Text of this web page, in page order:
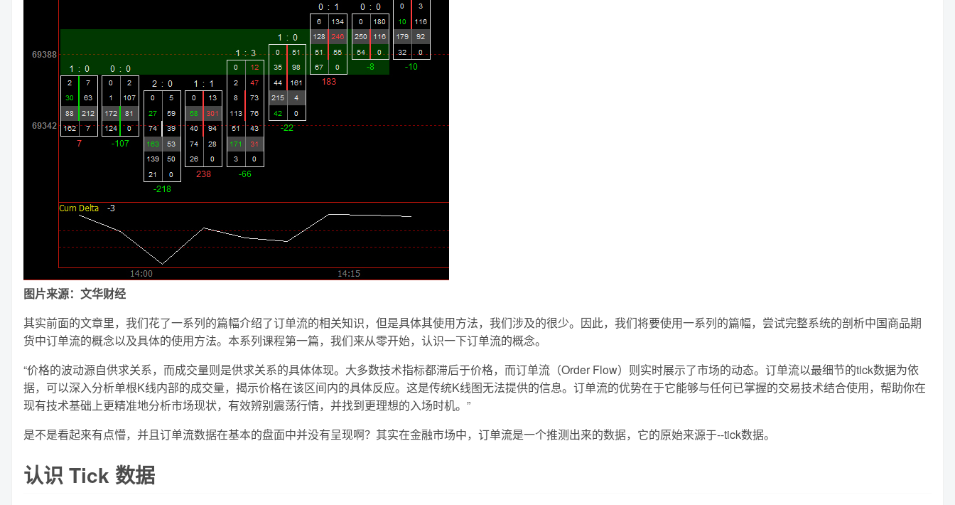
图片来源：文华财经
其实前面的文章里，我们花了一系列的篇幅介绍了订单流的相关知识，但是具体其使用方法，我们涉及的很少。因此，我们将要使用一系列的篇幅，尝试完整系统的剖析中国商品期
货中订单流的概念以及具体的使用方法。本系列课程第一篇，我们来从零开始，认识一下订单流的概念。
“价格的波动源自供求关系，而成交量则是供求关系的具体体现。大多数技术指标都滞后于价格，而订单流（Order Flow）则实时展示了市场的动态。订单流以最细节的tick数据为依
据，可以深入分析单根K线内部的成交量，揭示价格在该区间内的具体反应。这是传统K线图无法提供的信息。订单流的优势在于它能够与任何已掌握的交易技术结合使用，帮助你在
现有技术基础上更精准地分析市场现状，有效辨别震荡行情，并找到更理想的入场时机。”
是不是看起来有点懵，并且订单流数据在基本的盘面中并没有呈现啊？其实在金融市场中，订单流是一个推测出来的数据，它的原始来源于--tick数据。
认识 Tick 数据